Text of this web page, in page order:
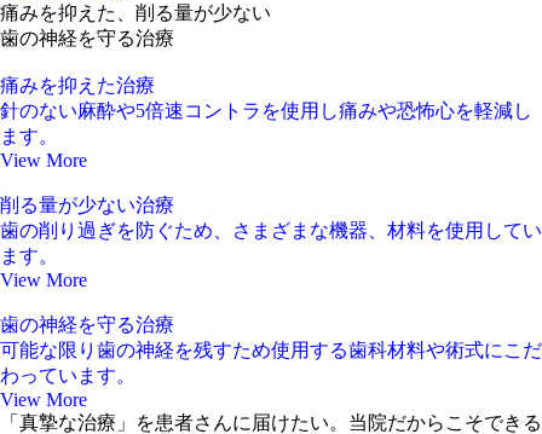
痛みを抑 えた 削 る量が少ない
歯の神経を守る治療
痛みを抑えた治療
針のない麻酔や5倍速コントラを使用し痛みや恐怖心を軽減し
ます。
View More
削る量が少ない治療
歯の削り過ぎを防ぐため 、さまざまな機器、材料を使用してい
ます。
View More
歯の神経を守る治療
可能な限り歯の神経を残すため使用する歯科材料や術式にこだ
わっています。
View More
「 真摯な治療 」 を患者さんに 届けたい。 当院だからこそできる